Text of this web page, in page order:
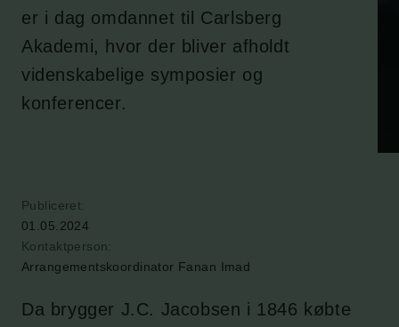
er i dag omdannet til Carlsberg
Akademi, hvor der bliver afholdt
videnskabelige symposier og
konferencer.
Publiceret:
01.05.2024
Kontaktperson:
Arrangementskoordinator Fanan Imad
Da brygger J.C. Jacobsen i 1846 købte